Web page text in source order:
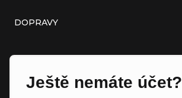
DOPRAVY
Ještě nemáte účet?